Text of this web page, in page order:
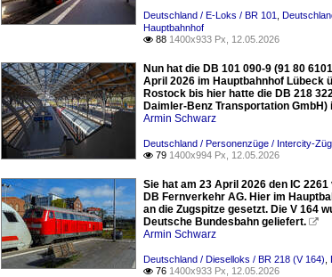
Deutschland / E-Loks / BR 101
Hauptbahnhof
 88 1400x933 Px, 12.05.2026
Nun hat die DB 101 090-9 (91 80
April 2026 im Hauptbahnhof Lübeck
Rostock bis hier hatte die DB 218
Daimler-Benz Transportation
Armin Schwarz
Deutschland / Personenzüge / Intercity-
 79 1400x994 Px, 12.05.2026
Sie hat am 23 April 2026 den IC
DB Fernverkehr AG. Hier im
an die Zugspitze gesetzt. Die V 164
Deutsche Bundesbahn geliefert. 
Armin Schwarz
Deutschland / Dieselloks / BR 218 (V 164)
 76 1400x933 Px, 12.05.2026